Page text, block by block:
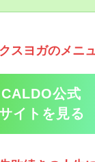
スヨガのメニ
CALDO公式
サイトを見る